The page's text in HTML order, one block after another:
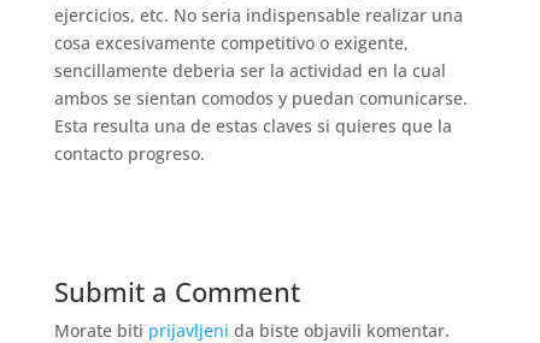
ejercicios, etc. No seri­a indispensable realizar una
cosa excesivamente competitivo o exigente,
sencillamente deberia ser la actividad en la cual
ambos se sientan comodos y puedan comunicarse.
Esta resulta una de estas claves si quieres que la
contacto progreso.
Submit a Comment
Morate biti prijavljeni da biste objavili komentar.